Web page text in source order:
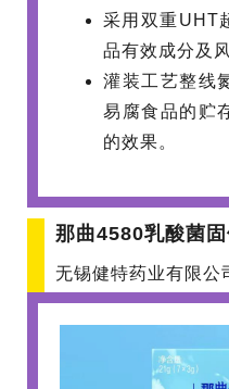
采用双重UHT
品有效成分及风
灌装工艺整线
易腐食品的贮
的效果。
那曲4580乳酸菌
无锡健特药业有限公